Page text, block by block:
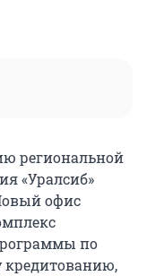
региональной
«Уралсиб»
офис
по
кредитованию,